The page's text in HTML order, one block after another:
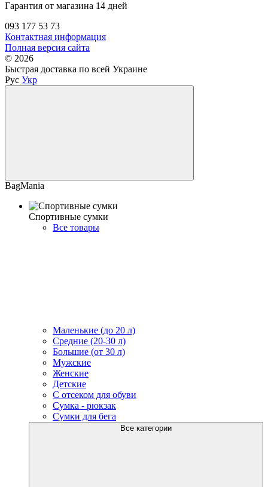
Гарантия от магазина 14 дней
093 177 53 73
Контактная информация
Полная версия сайта
© 2026
Быстрая доставка по всей Украине
Рус Укр
BagMania
Спортивные сумки
Все товары
Маленькие (до 20 л)
Средние (20-30 л)
Большие (от 30 л)
Мужские
Женские
Детские
С отсеком для обуви
Сумка - рюкзак
Сумки для бега
Все категории